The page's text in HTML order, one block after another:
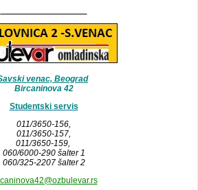
venac, Beograd
Bircaninova 42
Studentski servis
011/3650-156,
011/3650-157,
011/3650-159,
060/6000-290 šalter 1
060/325-2207 šalter 2